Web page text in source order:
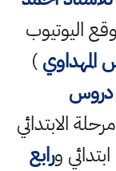
اليوتيوب
)
دروس
الابتدائي
ورابع